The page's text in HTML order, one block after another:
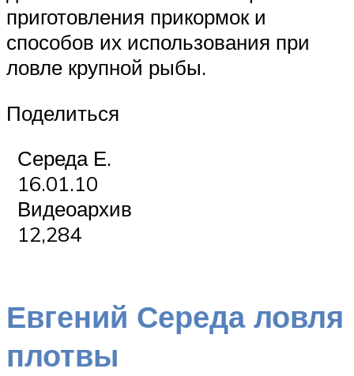
приготовления прикормок и
способов их использования при
ловле крупной рыбы.
Поделиться
Середа Е.
16.01.10
Видеоархив
12,284
Евгений Середа ловля
плотвы